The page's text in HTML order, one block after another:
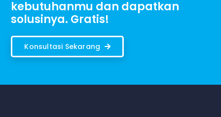
kebutuhanmu dan dapatkan
solusinya. Gratis!
Konsultasi Sekarang